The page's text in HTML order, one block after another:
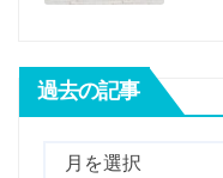
過去の記事